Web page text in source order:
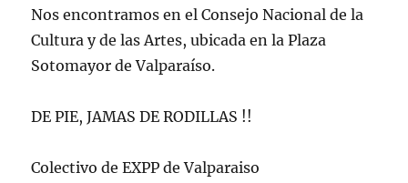
Nos encontramos en el Consejo Nacional de la
Cultura y de las Artes, ubicada en la Plaza
Sotomayor de Valparaíso.
DE PIE, JAMAS DE RODILLAS !!
Colectivo de EXPP de Valparaiso